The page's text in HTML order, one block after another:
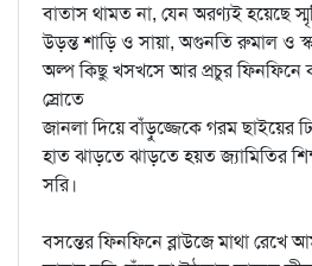
বাতাস থামত না, যেন অরণ্যই হয়েছে
উড়ন্ত শাড়ি ও সায়া, অগুনতি রুমাল ও
অল্প কিছু খসখসে আর প্রচুর ফিনফিনে
স্রোতে
জানলা দিয়ে বাঁড়ুজ্জেকে গরম ছাইয়ের
হাত ঝাড়তে ঝাড়তে হয়ত জ্যামিতির
সরি।
বসন্তের ফিনফিনে ব্লাউজে মাথা রেখে